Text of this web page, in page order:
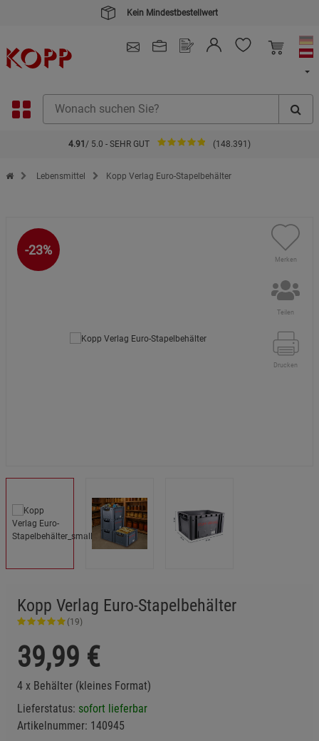
Kein Mindestbestellwert
4.91 / 5.0 - SEHR GUT (148.391)
Zur Startseite des Kopp Verlag Online-Shop
Lebensmittel Kopp Verlag Euro-Stapelbehälter
-23%
Merken
Teilen
Drucken
Kopp Verlag Euro-Stapelbehälter
(19)
39,99 €
4 x Behälter (kleines Format)
Lieferstatus: sofort lieferbar
Artikelnummer: 140945